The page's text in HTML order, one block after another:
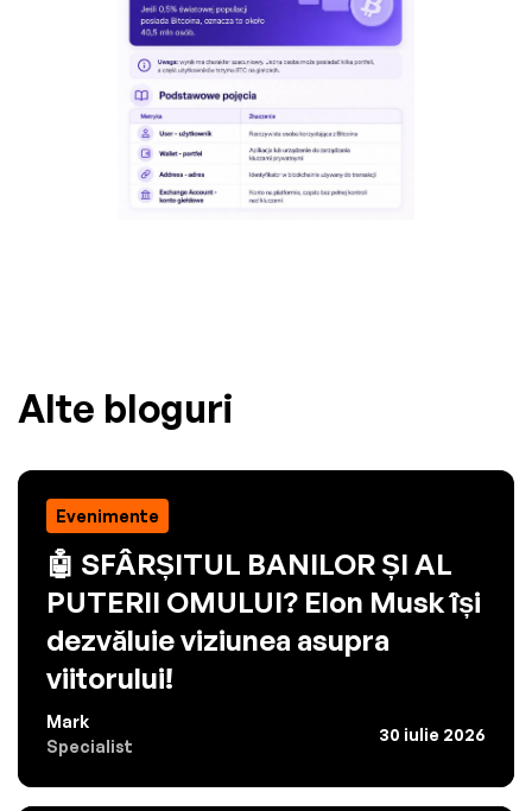
Alte bloguri
Evenimente
🤖 SFÂRȘITUL BANILOR ȘI AL
PUTERII OMULUI? Elon Musk își
dezvăluie viziunea asupra
viitorului!
Mark
Specialist
30 iulie 2026